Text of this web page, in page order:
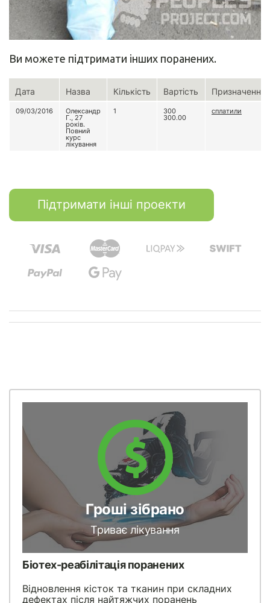
Ви можете підтримати інших поранених.
Дата Назва Кількість Вартість Призначення
09/03/2016 Олександр
Г., 27
років.
Повний
курс
лікування
1 300
300.00
сплатили
Підтримати інші проекти
Гроші зібрано
Триває лікування
Біотех-реабілітація поранених
Відновлення кісток та тканин при складних
дефектах після найтяжчих поранень